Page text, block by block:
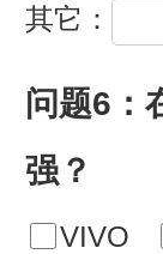
其它：
问题6：
强？
VIVO